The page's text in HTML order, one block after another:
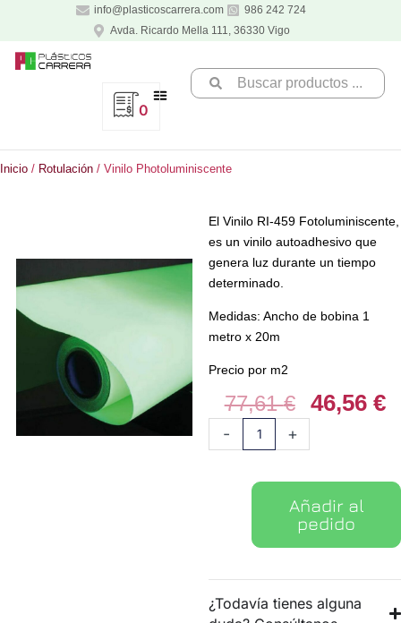
contenido
info@plasticoscarrera.com
986 242 724
Avda. Ricardo Mella 111, 36330 Vigo
Search
...
0
Inicio / Rotulación / Vinilo Photoluminiscente
El Vinilo RI-459 Fotoluminiscente,
es un vinilo autoadhesivo que
genera luz durante un tiempo
determinado.
Medidas: Ancho de bobina 1
metro x 20m
Precio por m2
77,61€
El
precio
77,61 €.
46,56 €
-
Photoluminiscente
+
Añadir al
pedido
¿Todavía tienes alguna